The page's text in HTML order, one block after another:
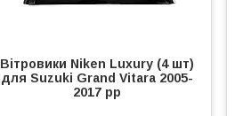
Вітровики Niken Luxury (4 шт)
для Suzuki Grand Vitara 2005-
2017 рр